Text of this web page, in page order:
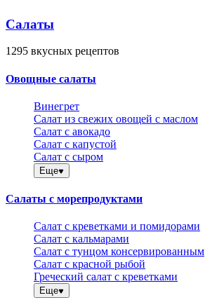
Салаты
1295 вкусных рецептов
Овощные салаты
Винегрет
Салат из свежих овощей с маслом
Салат с авокадо
Салат с капустой
Салат с сыром
Еще
Салаты с морепродуктами
Салат с креветками и помидорами
Салат с кальмарами
Салат с тунцом консервированным
Салат с красной рыбой
Греческий салат с креветками
Еще